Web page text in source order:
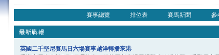
賽事總覽 排位表 賽馬新聞 參
英國二千堅尼賽馬日六場賽事越洋轉播來港